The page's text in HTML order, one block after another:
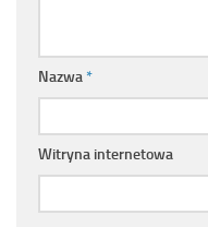
Nazwa*
Witryna internetowa